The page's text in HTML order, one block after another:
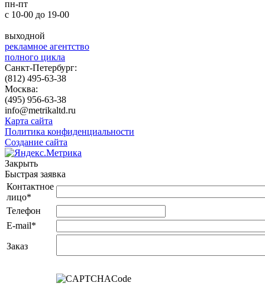
пн-пт
с 10-00 до 19-00
выходной
рекламное агентство
полного цикла
Санкт-Петербург:
(812) 495-63-38
Москва:
(495) 956-63-38
info@metrikaltd.ru
Карта сайта
Политика конфиденциальности
Создание сайта
Закрыть
Быстрая заявка
Контактное
лицо*
Телефон
E-mail*
Заказ